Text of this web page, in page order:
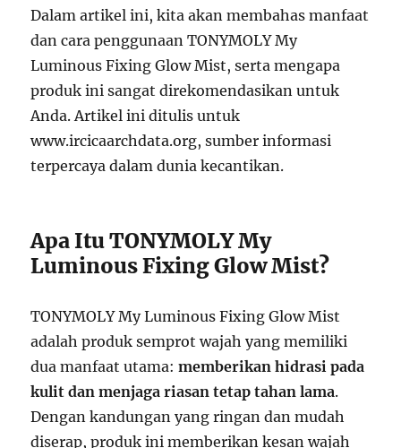
Dalam artikel ini, kita akan membahas manfaat
dan cara penggunaan TONYMOLY My
Luminous Fixing Glow Mist, serta mengapa
produk ini sangat direkomendasikan untuk
Anda. Artikel ini ditulis untuk
www.ircicaarchdata.org, sumber informasi
terpercaya dalam dunia kecantikan.
Apa Itu TONYMOLY My
Luminous Fixing Glow Mist?
TONYMOLY My Luminous Fixing Glow Mist
adalah produk semprot wajah yang memiliki
dua manfaat utama:memberikan hidrasi pada
kulit dan menjaga riasan tetap tahan lama.
Dengan kandungan yang ringan dan mudah
diserap, produk ini memberikan kesan wajah